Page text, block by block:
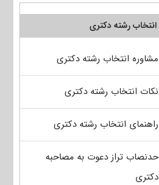
انتخاب رشته دکتری
مشاوره انتخاب رشته دکتری
نکات انتخاب رشته دکتری
راهنمای انتخاب رشته دکتری
حدنصاب تراز دعوت به مصاحبه
دکتری